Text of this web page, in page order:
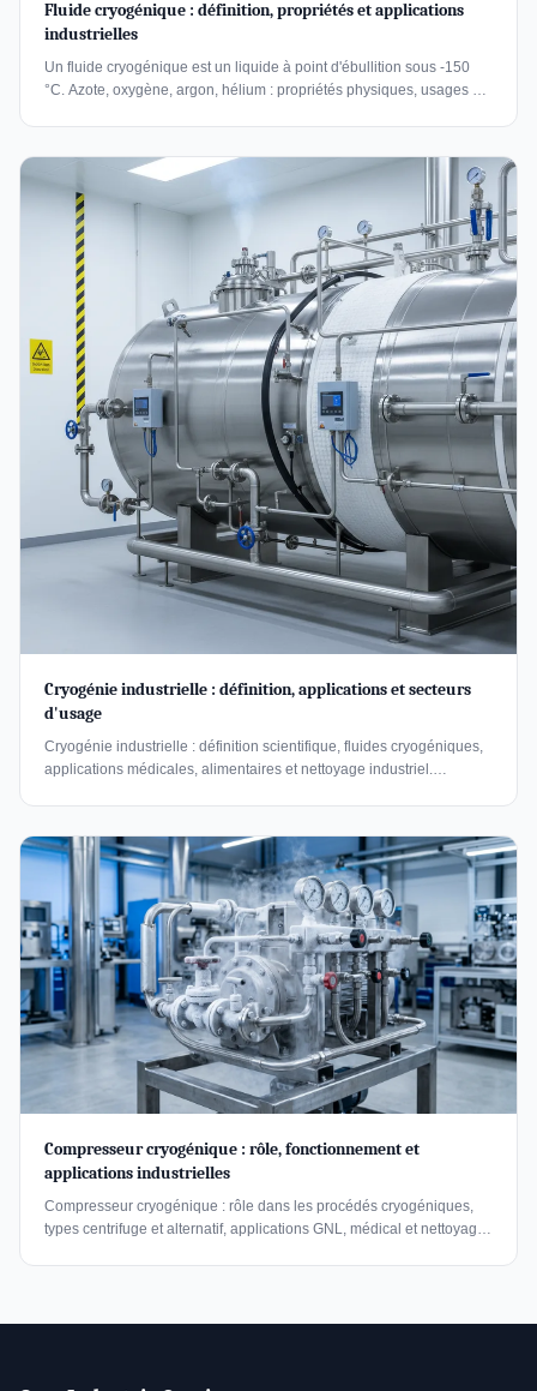
Fluide cryogénique : définition, propriétés et applications
industrielles
Un fluide cryogénique est un liquide à point d'ébullition sous -150
°C. Azote, oxygène, argon, hélium : propriétés physiques, usages et
Cryogénie industrielle : définition, applications et secteurs
d'usage
Cryogénie industrielle : définition scientifique, fluides cryogéniques,
applications médicales, alimentaires et nettoyage industriel.
Compresseur cryogénique : rôle, fonctionnement et
applications industrielles
Compresseur cryogénique : rôle dans les procédés cryogéniques,
types centrifuge et alternatif, applications GNL, médical et nettoyage